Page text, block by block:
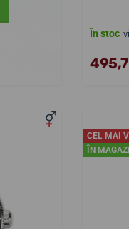
În stoc
CEL MAI
ÎN